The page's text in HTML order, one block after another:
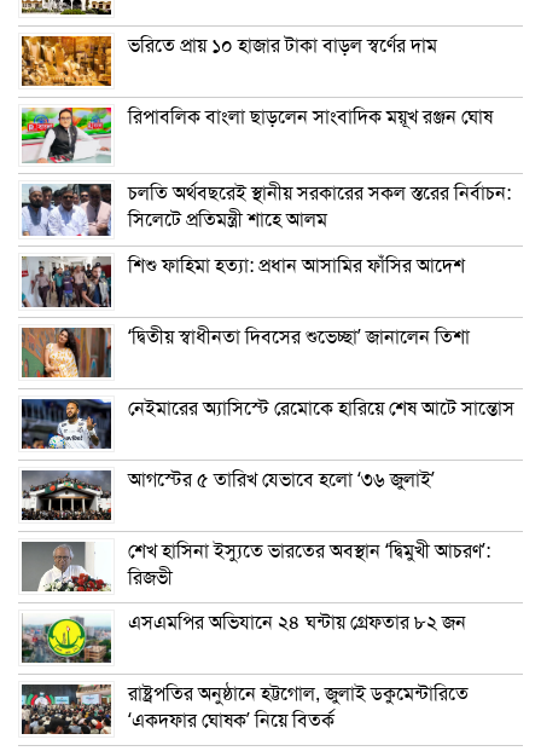
ভরিতে প্রায় ১০ হাজার টাকা বাড়ল স্বর্ণের দাম
রিপাবলিক বাংলা ছাড়লেন সাংবাদিক ময়ূখ রঞ্জন ঘোষ
চলতি অর্থবছরেই স্থানীয় সরকারের সকল স্তরের নির্বাচন:
সিলেটে প্রতিমন্ত্রী শাহে আলম
শিশু ফাহিমা হত্যা: প্রধান আসামির ফাঁসির আদেশ
‘দ্বিতীয় স্বাধীনতা দিবসের শুভেচ্ছা’ জানালেন তিশা
নেইমারের অ্যাসিস্টে রেমোকে হারিয়ে শেষ আটে সান্তোস
আগস্টের ৫ তারিখ যেভাবে হলো ‘৩৬ জুলাই’
শেখ হাসিনা ইস্যুতে ভারতের অবস্থান ‘দ্বিমুখী আচরণ’:
রিজভী
এসএমপির অভিযানে ২৪ ঘন্টায় গ্রেফতার ৮২ জন
রাষ্ট্রপতির অনুষ্ঠানে হট্টগোল, জুলাই ডকুমেন্টারিতে
‘একদফার ঘোষক’ নিয়ে বিতর্ক